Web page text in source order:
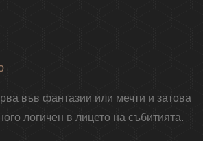
във фантазии или мечти и затова
логичен в лицето на събитията.